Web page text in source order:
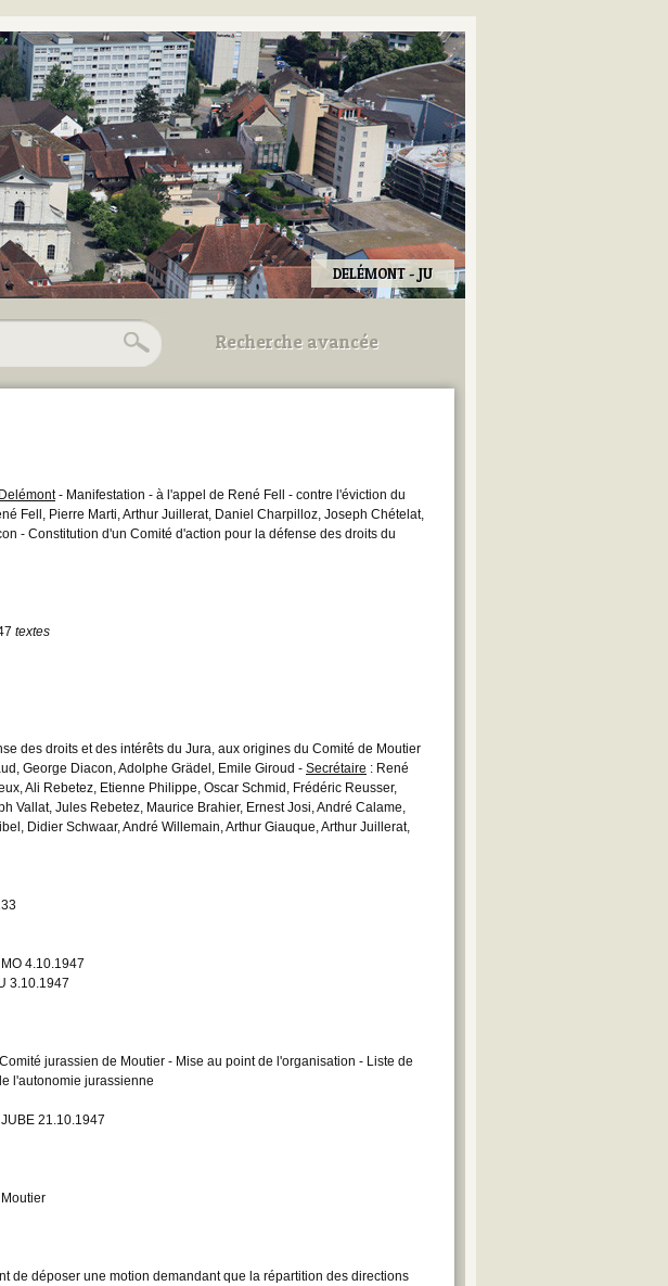
DELÉMONT - JU
Recherche avancée
Utilisez les champs ci-dessous
- Manifestation - à l'appel de René Fell - contre l'éviction du
Fell, Pierre Marti, Arthur Juillerat, Daniel Charpilloz, Joseph Chételat,
- Constitution d'un Comité d'action pour la défense des droits du
textes
des droits et des intérêts du Jura, aux origines du Comité de Moutier
George Diacon, Adolphe Grädel, Emile Giroud - Secrétaire : René
Ali Rebetez, Etienne Philippe, Oscar Schmid, Frédéric Reusser,
Vallat, Jules Rebetez, Maurice Brahier, Ernest Josi, André Calame,
Didier Schwaar, André Willemain, Arthur Giauque, Arthur Juillerat,
4.10.1947
3.10.1947
jurassien de Moutier - Mise au point de l'organisation - Liste de
l'autonomie jurassienne
21.10.1947
de déposer une motion demandant que la répartition des directions